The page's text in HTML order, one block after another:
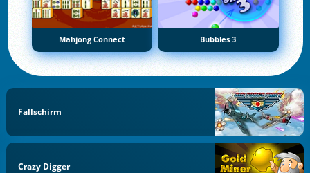
Mahjong Connect Bubbles 3
Fallschirm
Crazy Digger